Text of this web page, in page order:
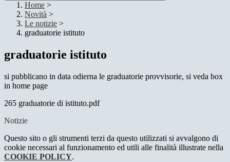
Home >
Novità >
Le notizie >
graduatorie istituto
graduatorie istituto
si pubblicano in data odierna le graduatorie provvisorie, si veda box
in home page
265 graduatorie di istituto.pdf
Notizie
Questo sito o gli strumenti terzi da questo utilizzati si avvalgono di
cookie necessari al funzionamento ed utili alle finalità illustrate nella
COOKIE POLICY.